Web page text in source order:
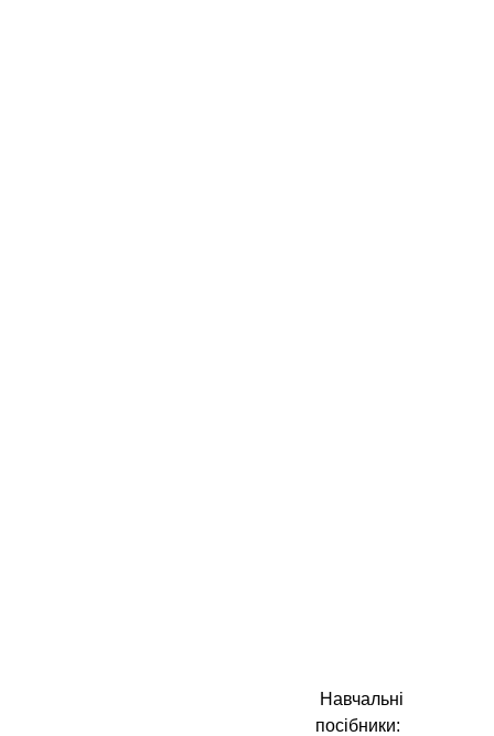
Навчальні
посібники: